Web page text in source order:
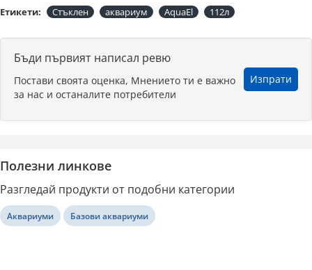
Етикети: Стъклен аквариум AquaEl 112л
Бъди първият написал ревю
Постави своята оценка, Мнението ти е важно
за нас и останалите потребители
Изпрати
Полезни линкове
Разгледай продукти от подобни категории
Аквариуми Базови аквариуми